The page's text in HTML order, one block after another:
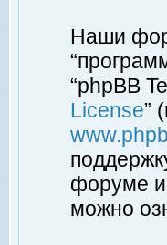
Наши
“phpBB
License”
форуме и
можно